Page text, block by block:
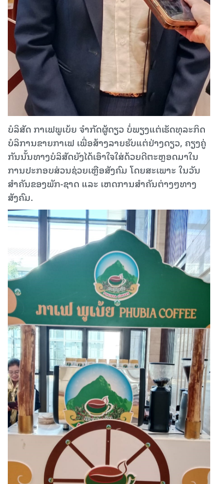
ບໍລິສັດ ກາເຟພູເບ້ຍ ຈໍາກັດຜູ້ດຽວ ບໍ່ພຽງແຕ່ເຮັດທຸລະກິດ
ບໍລິການຂາຍກາເຟ ເພື່ອສ້າງລາຍຮັບແຕ່ຢ່າງດຽວ, ຄຽງຄູ່
ກັນນັ້ນທາງບໍລິສັດຍັງໄດ້ເອົາໃຈໃສ່ດ້ວຍດີຕະຫຼອດມາໃນ
ການປະກອບສ່ວນຊ່ວຍເຫຼືອສັງຄົມ ໂດຍສະເພາະ ໃນວັນ
ສຳຄັນຂອງພັກ-ຊາດ ແລະ ເຫດການສຳຄັນຕ່າງໆທາງ
ສັງຄົມ.